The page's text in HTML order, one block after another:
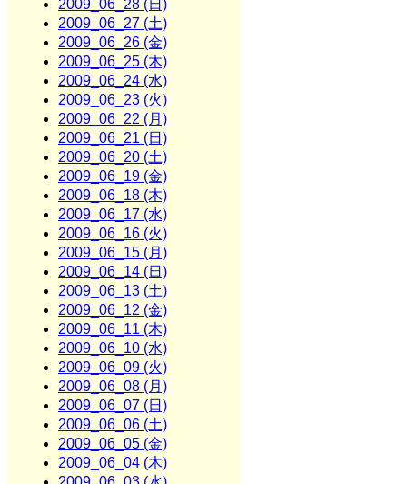
2009_06_28 (日)
2009_06_27 (土)
2009_06_26 (金)
2009_06_25 (木)
2009_06_24 (水)
2009_06_23 (火)
2009_06_22 (月)
2009_06_21 (日)
2009_06_20 (土)
2009_06_19 (金)
2009_06_18 (木)
2009_06_17 (水)
2009_06_16 (火)
2009_06_15 (月)
2009_06_14 (日)
2009_06_13 (土)
2009_06_12 (金)
2009_06_11 (木)
2009_06_10 (水)
2009_06_09 (火)
2009_06_08 (月)
2009_06_07 (日)
2009_06_06 (土)
2009_06_05 (金)
2009_06_04 (木)